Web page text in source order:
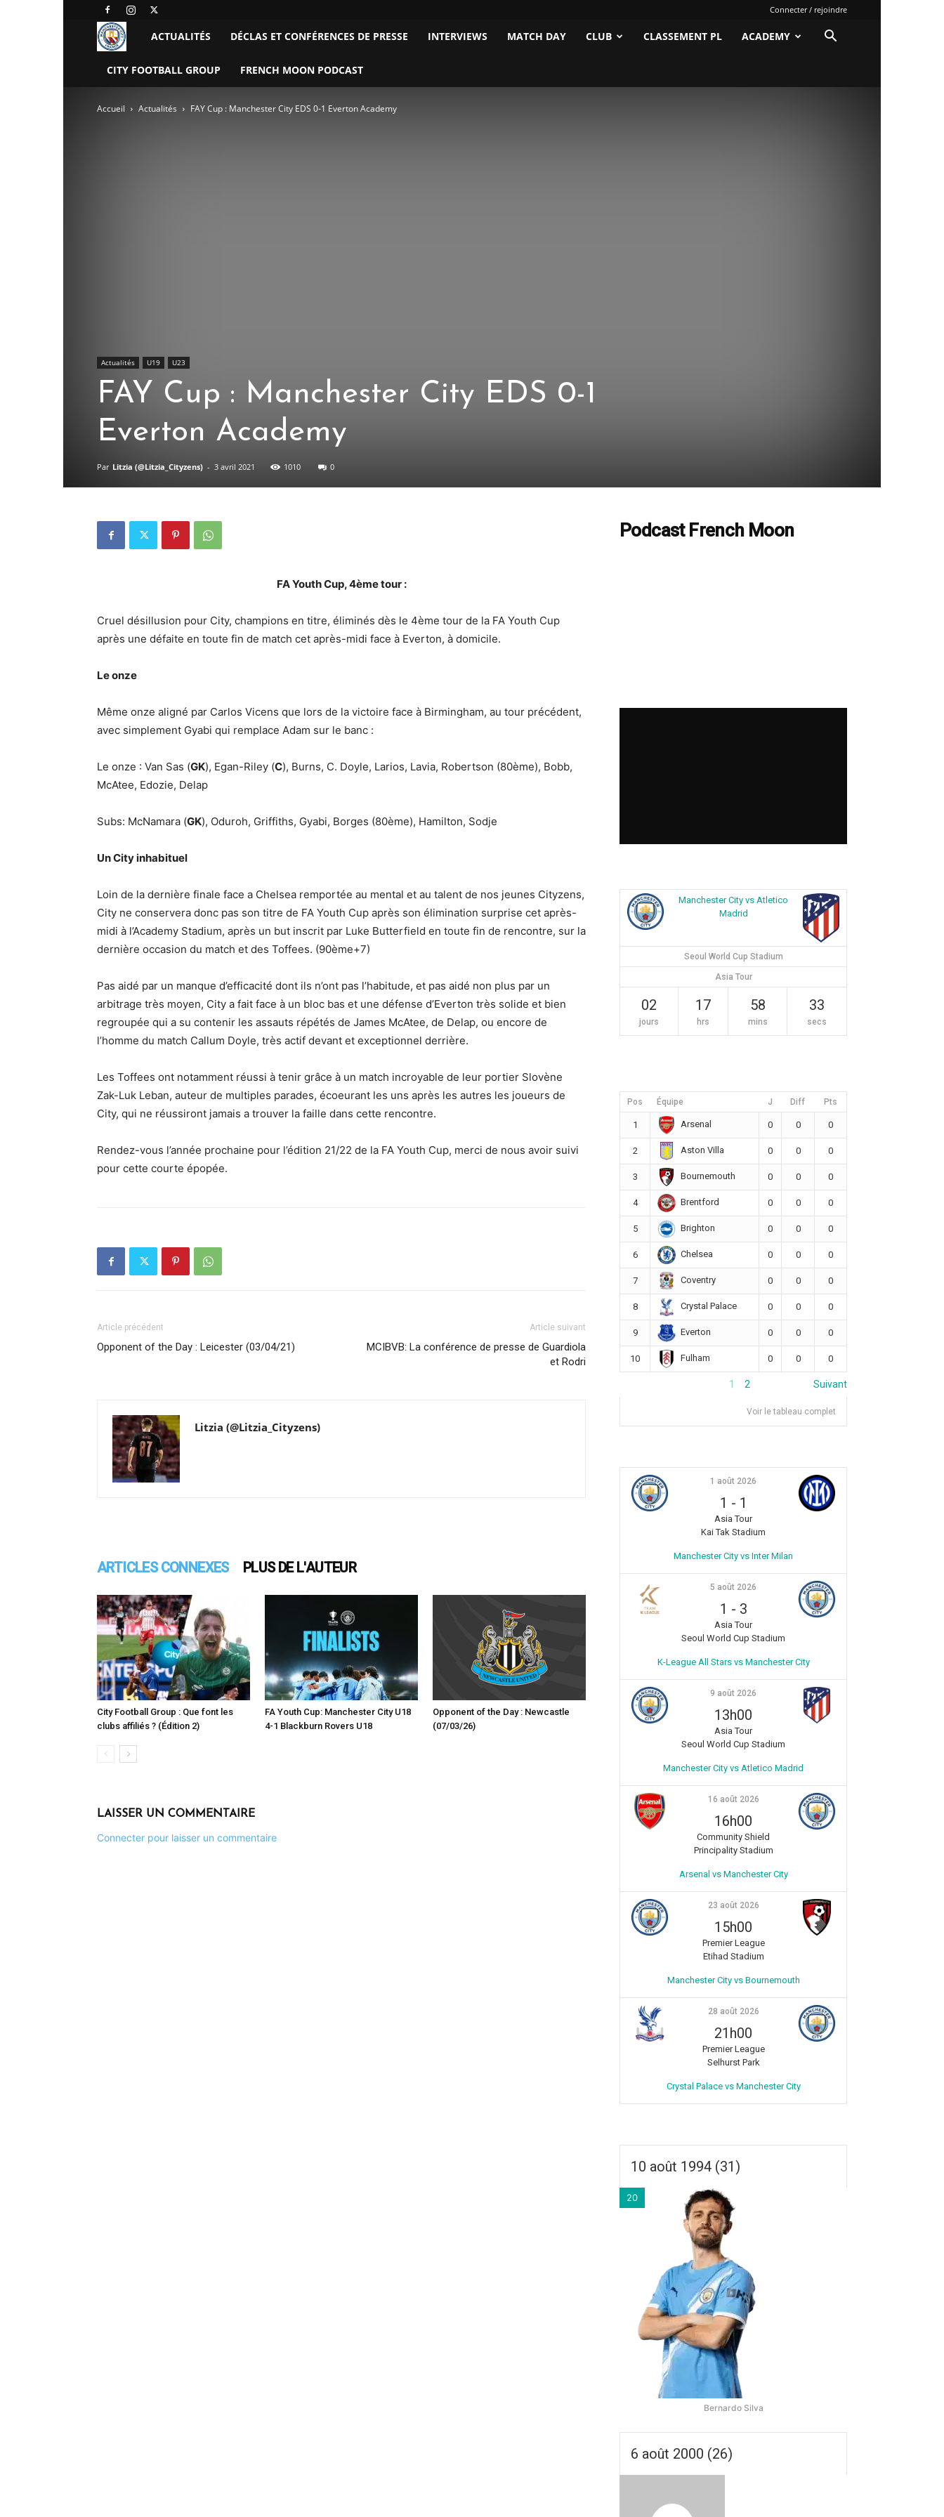
Connecter / rejoindre
Manchester
City
FC
ACTUALITÉS DÉCLAS ET CONFÉRENCES DE PRESSE INTERVIEWS MATCH DAY CLUB CLASSEMENT PL ACADEMY
CITY FOOTBALL GROUP FRENCH MOON PODCAST
Accueil Actualités FAY Cup : Manchester City EDS 0-1 Everton Academy
Actualités U19 U23
FAY Cup : Manchester City EDS 0-1
Everton Academy
Par Litzia (@Litzia_Cityzens) - 3 avril 2021 1010 0
FA Youth Cup, 4ème tour :
Cruel désillusion pour City, champions en titre, éliminés dès le 4ème tour de la FA Youth Cup
après une défaite en toute fin de match cet après-midi face à Everton, à domicile.
Le onze
Même onze aligné par Carlos Vicens que lors de la victoire face à Birmingham, au tour précédent,
avec simplement Gyabi qui remplace Adam sur le banc :
Le onze : Van Sas (GK), Egan-Riley (C), Burns, C. Doyle, Larios, Lavia, Robertson (80ème), Bobb,
McAtee, Edozie, Delap
Subs: McNamara (GK), Oduroh, Griffiths, Gyabi, Borges (80ème), Hamilton, Sodje
Un City inhabituel
Loin de la dernière finale face a Chelsea remportée au mental et au talent de nos jeunes Cityzens,
City ne conservera donc pas son titre de FA Youth Cup après son élimination surprise cet après-
midi à l’Academy Stadium, après un but inscrit par Luke Butterfield en toute fin de rencontre, sur la
dernière occasion du match et des Toffees. (90ème+7)
Pas aidé par un manque d’efficacité dont ils n’ont pas l’habitude, et pas aidé non plus par un
arbitrage très moyen, City a fait face à un bloc bas et une défense d’Everton très solide et bien
regroupée qui a su contenir les assauts répétés de James McAtee, de Delap, ou encore de
l’homme du match Callum Doyle, très actif devant et exceptionnel derrière.
Les Toffees ont notamment réussi à tenir grâce à un match incroyable de leur portier Slovène
Zak-Luk Leban, auteur de multiples parades, écoeurant les uns après les autres les joueurs de
City, qui ne réussiront jamais a trouver la faille dans cette rencontre.
Rendez-vous l’année prochaine pour l’édition 21/22 de la FA Youth Cup, merci de nous avoir suivi
pour cette courte épopée.
Article précédent
Opponent of the Day : Leicester (03/04/21)
Article suivant
MCIBVB: La conférence de presse de Guardiola
et Rodri
Litzia (@Litzia_Cityzens)
ARTICLES CONNEXES PLUS DE L'AUTEUR
City Football Group : Que font les
clubs affiliés ? (Édition 2)
FA Youth Cup: Manchester City U18
4-1 Blackburn Rovers U18
Opponent of the Day : Newcastle
(07/03/26)
LAISSER UN COMMENTAIRE
Connecter pour laisser un commentaire
Podcast French Moon
Manchester City vs Atletico
Madrid
Seoul World Cup Stadium
Asia Tour
02
jours
17
hrs
58
mins
32
secs
Pos Équipe J Diff Pts
1 Arsenal 0 0 0
2 Aston Villa 0 0 0
3 Bournemouth 0 0 0
4 Brentford 0 0 0
5 Brighton 0 0 0
6 Chelsea 0 0 0
7 Coventry 0 0 0
8 Crystal Palace 0 0 0
9 Everton 0 0 0
10 Fulham 0 0 0
1 2 Suivant
Voir le tableau complet
1 août 2026
1 - 1
Asia Tour
Kai Tak Stadium
Manchester City vs Inter Milan
5 août 2026
1 - 3
Asia Tour
Seoul World Cup Stadium
K-League All Stars vs Manchester City
9 août 2026
13h00
Asia Tour
Seoul World Cup Stadium
Manchester City vs Atletico Madrid
16 août 2026
16h00
Community Shield
Principality Stadium
Arsenal vs Manchester City
23 août 2026
15h00
Premier League
Etihad Stadium
Manchester City vs Bournemouth
28 août 2026
21h00
Premier League
Selhurst Park
Crystal Palace vs Manchester City
10 août 1994 (31)
20
Bernardo Silva
6 août 2000 (26)